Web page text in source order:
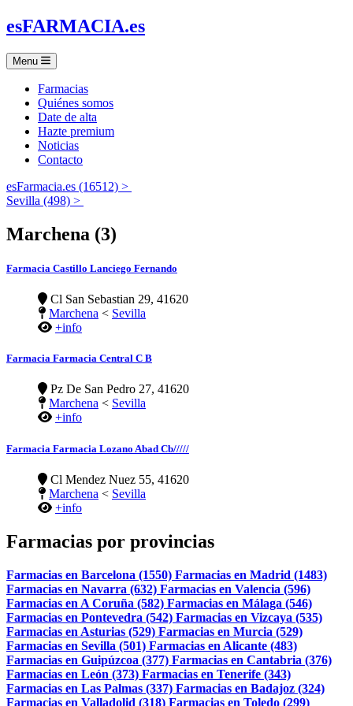
esFARMACIA.es
Menu
Farmacias
Quiénes somos
Date de alta
Hazte premium
Noticias
Contacto
esFarmacia.es (16512) >
Sevilla (498) >
Marchena (3)
Farmacia Castillo Lanciego Fernando
Cl San Sebastian 29, 41620
Marchena < Sevilla
+info
Farmacia Farmacia Central C B
Pz De San Pedro 27, 41620
Marchena < Sevilla
+info
Farmacia Farmacia Lozano Abad Cb/////
Cl Mendez Nuez 55, 41620
Marchena < Sevilla
+info
Farmacias por provincias
Farmacias en Barcelona (1550) Farmacias en Madrid (1483)
Farmacias en Navarra (632) Farmacias en Valencia (596)
Farmacias en A Coruña (582) Farmacias en Málaga (546)
Farmacias en Pontevedra (542) Farmacias en Vizcaya (535)
Farmacias en Asturias (529) Farmacias en Murcia (529)
Farmacias en Sevilla (501) Farmacias en Alicante (483)
Farmacias en Guipúzcoa (377) Farmacias en Cantabria (376)
Farmacias en León (373) Farmacias en Tenerife (343)
Farmacias en Las Palmas (337) Farmacias en Badajoz (324)
Farmacias en Valladolid (318) Farmacias en Toledo (299)